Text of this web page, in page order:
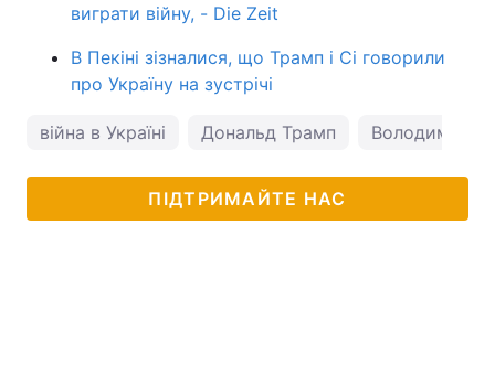
виграти війну, - Die Zeit
В Пекіні зізналися, що Трамп і Сі говорили
про Україну на зустрічі
війна в Україні Дональд Трамп Володимир
ПІДТРИМАЙТЕ НАС